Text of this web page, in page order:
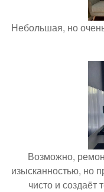
Небольшая, но
Возможно,
изысканностью, но
чисто и